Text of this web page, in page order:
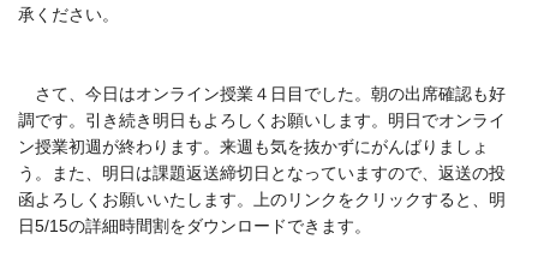
承ください。
さて、今日はオンライン授業４日目でした。朝の出席確認も好
調です。引き続き明日もよろしくお願いします。明日でオンライ
ン授業初週が終わります。来週も気を抜かずにがんばりましょ
う。また、明日は課題返送締切日となっていますので、返送の投
函よろしくお願いいたします。上のリンクをクリックすると、明
日5/15の詳細時間割をダウンロードできます。